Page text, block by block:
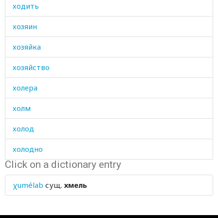
ходить
хозяин
хозяйка
хозяйство
холера
холм
холод
холодно
холодный
холст
Click on a dictionary entry
χumélab сущ. хмель